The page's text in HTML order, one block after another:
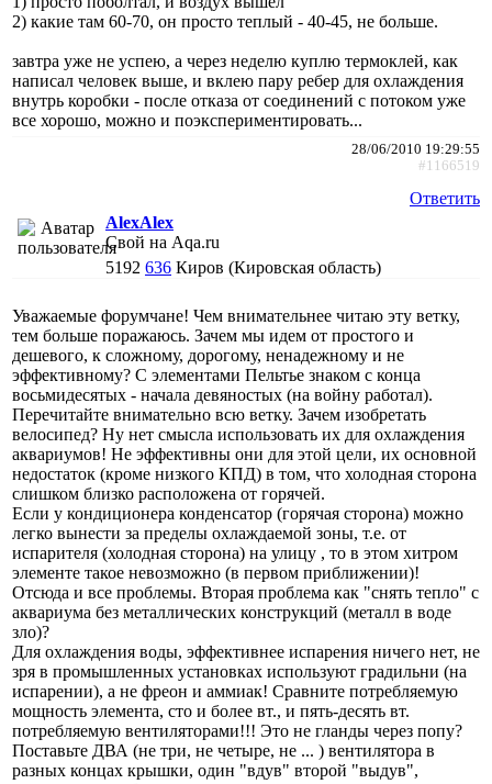
2) какие там 60-70, он просто теплый - 40-45, не больше.
завтра уже не успею, а через неделю куплю термоклей, как
написал человек выше, и вклею пару ребер для охлаждения
внутрь коробки - после отказа от соединений с потоком уже
все хорошо, можно и поэкспериментировать...
28/06/2010 19:29:55
#1166519
Ответить
AlexAlex
Свой на Aqa.ru
5192 636 Киров (Кировская область)
Уважаемые форумчане! Чем внимательнее читаю эту ветку,
тем больше поражаюсь. Зачем мы идем от простого и
дешевого, к сложному, дорогому, ненадежному и не
эффективному? С элементами Пельтье знаком с конца
восьмидесятых - начала девяностых (на войну работал).
Перечитайте внимательно всю ветку. Зачем изобретать
велосипед? Ну нет смысла использовать их для охлаждения
аквариумов! Не эффективны они для этой цели, их основной
недостаток (кроме низкого КПД) в том, что холодная сторона
слишком близко расположена от горячей.
Если у кондиционера конденсатор (горячая сторона) можно
легко вынести за пределы охлаждаемой зоны, т.е. от
испарителя (холодная сторона) на улицу , то в этом хитром
элементе такое невозможно (в первом приближении)!
Отсюда и все проблемы. Вторая проблема как "снять тепло" с
аквариума без металлических конструкций (металл в воде
зло)?
Для охлаждения воды, эффективнее испарения ничего нет, не
зря в промышленных установках используют градильни (на
испарении), а не фреон и аммиак! Сравните потребляемую
мощность элемента, сто и более вт., и пять-десять вт.
потребляемую вентиляторами!!! Это не гланды через попу?
Поставьте ДВА (не три, не четыре, не ... ) вентилятора в
разных концах крышки, один "вдув" второй "выдув",